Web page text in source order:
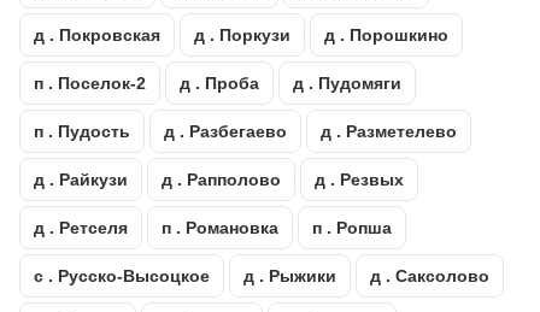
д . Покровская д . Поркузи д . Порошкино
п . Поселок-2 д . Проба д . Пудомяги
п . Пудость д . Разбегаево д . Разметелево
д . Райкузи д . Рапполово д . Резвых
д . Ретселя п . Романовка п . Ропша
с . Русско-Высоцкое д . Рыжики д . Саксолово